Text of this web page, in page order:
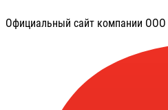
Официальный сайт компании ООО